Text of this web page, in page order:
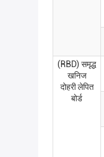
(RBD) समृद्ध
खनिज
दोहरी लेपित
बोर्ड